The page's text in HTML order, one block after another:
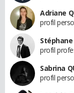
Adriane
profil
Stéphane
profil
Sabrina
profil